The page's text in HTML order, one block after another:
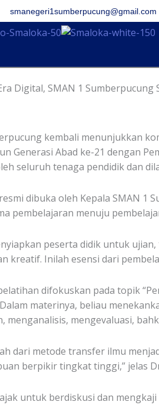
smanegeri1sumberpucung@gmail.com
Digital, SMAN 1
kembali menunjukkan
Generasi Abad ke-21 dengan
seluruh tenaga pendidik dan
dibuka oleh Kepala SMAN 1
pembelajaran menuju
peserta didik untuk
kreatif. Inilah esensi dari
difokuskan pada topik
materinya, beliau
menganalisis, mengevaluasi,
dari metode transfer ilmu
berpikir tingkat tinggi,” jelas
untuk berdiskusi dan